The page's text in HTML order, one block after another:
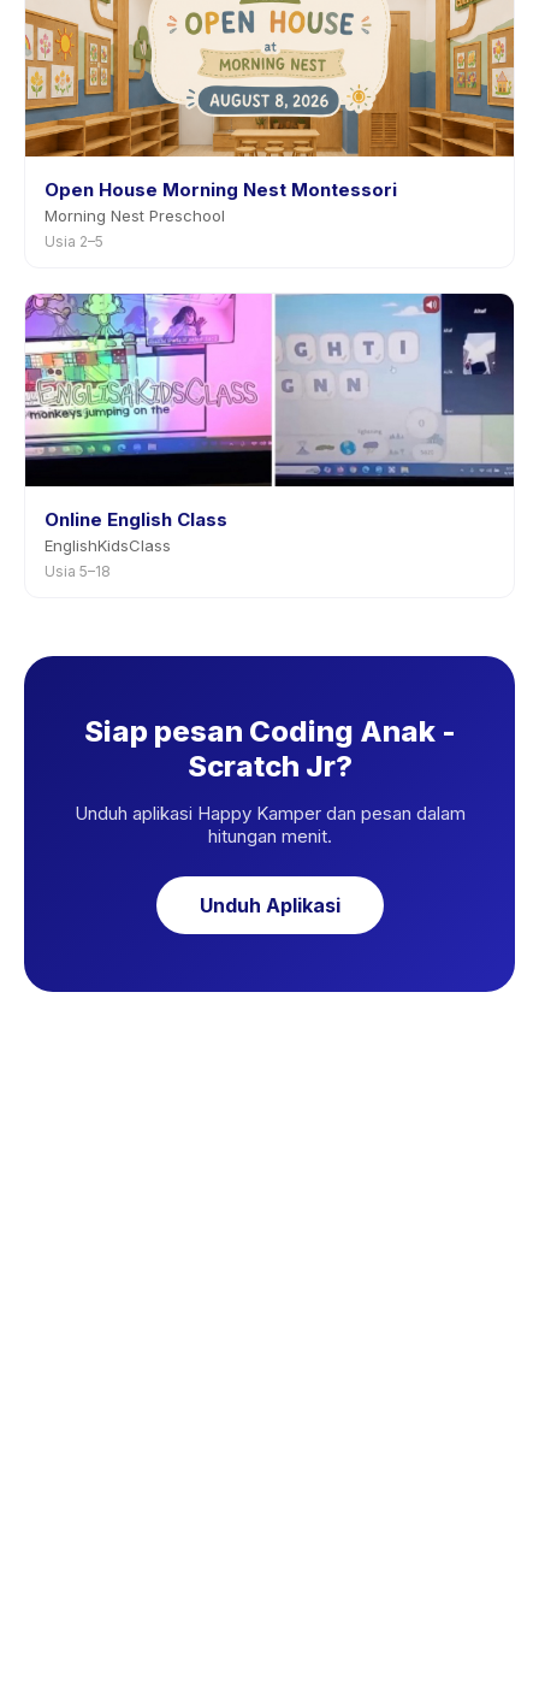
Open House Morning Nest Montessori
Morning Nest Preschool
Usia 2–5
Online English Class
EnglishKidsClass
Usia 5–18
Siap pesan Coding Anak -
Scratch Jr?
Unduh aplikasi Happy Kamper dan pesan dalam
hitungan menit.
Unduh Aplikasi